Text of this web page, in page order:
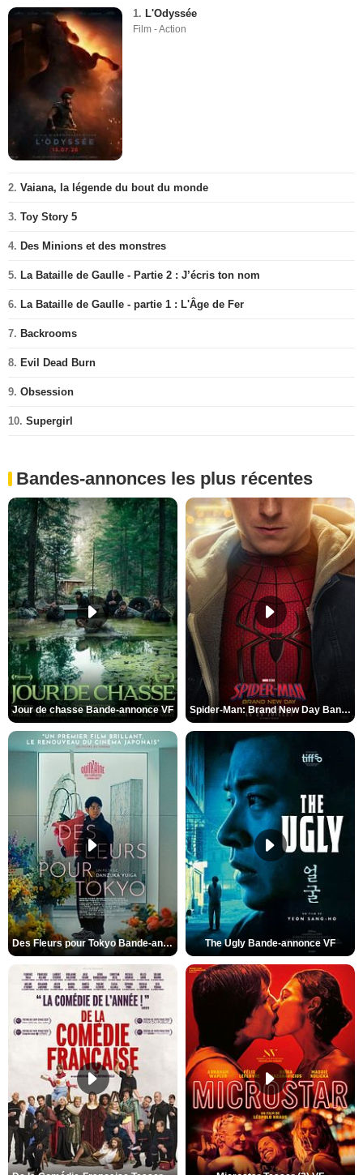
1. L'Odyssée
Film - Action
2. Vaiana, la légende du bout du monde
3. Toy Story 5
4. Des Minions et des monstres
5. La Bataille de Gaulle - Partie 2 : J’écris ton nom
6. La Bataille de Gaulle - partie 1 : L'Âge de Fer
7. Backrooms
8. Evil Dead Burn
9. Obsession
10. Supergirl
Bandes-annonces les plus récentes
Jour de chasse Bande-annonce VF Spider-Man: Brand New Day Bande-annonce (3) VO STFR
Des Fleurs pour Tokyo Bande-annonce VO STFR The Ugly Bande-annonce VF